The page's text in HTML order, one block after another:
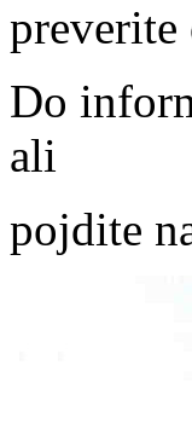
preverite
Do
ali
pojdite